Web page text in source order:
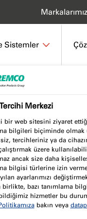
Sistemler
Markalarımız
Yeni
Merkezi
bir web sitesini ziyaret
bilgileri biçiminde
tercihleriniz ya da
üzere
ancak size daha
bilgisi türlerine izin
ayarlarımızı
birlikte, bazı tanımlama
hizmetler bu
bakın veya